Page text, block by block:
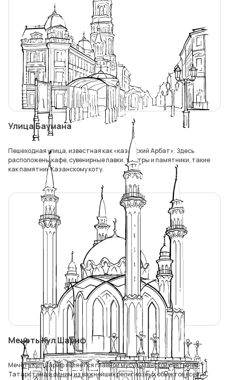
Улица Баумана
Пешеходная улица, известная как «казанский Арбат». Здесь
расположены кафе, сувенирные лавки, театры и памятники, такие
как памятник Казанскому коту.
Мечеть Кул Шариф
Мечеть Кул Шариф является главной мусульманской святыней
Татарстана и одним из важнейших религиозных объектов всей